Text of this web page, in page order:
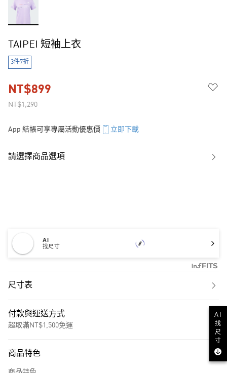
TAIPEI 短袖上衣
3件7折
NT$1,290
NT$899
App 結帳可享專屬活動優惠價 立即下載
請選擇商品選項
AI
找尺寸
尺寸表
付款與運送方式
超取滿NT$1,500免運
商品特色
AI
找
尺
寸